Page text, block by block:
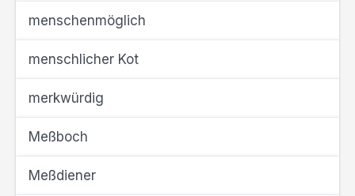
menschenmöglich
menschlicher Kot
merkwürdig
Meßboch
Meßdiener